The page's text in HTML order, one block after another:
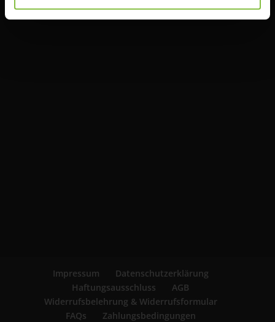
Impressum
Datenschutzerklärung
Haftungsausschluss
AGB
Widerrufsbelehrung & Widerrufsformular
FAQs
Zahlungsbedingungen